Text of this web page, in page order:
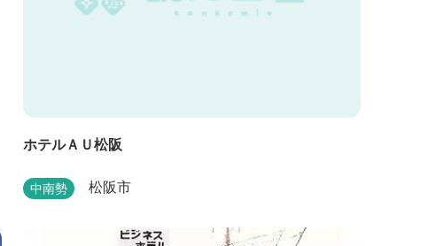
ホテルＡＵ松阪
中南勢 松阪市